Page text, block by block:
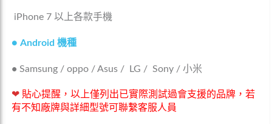
iPhone 7 以上各款手機
● Android 機種
• Samsung / oppo / Asus / LG / Sony / 小米
❤ 貼心提醒，以上僅列出已實際測試過會支援的品牌，若
有不知廠牌與詳細型號可聯繫客服人員